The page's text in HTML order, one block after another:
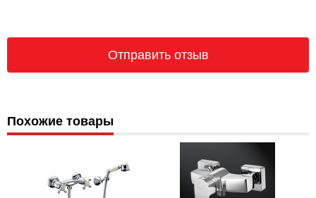
Похожие товары